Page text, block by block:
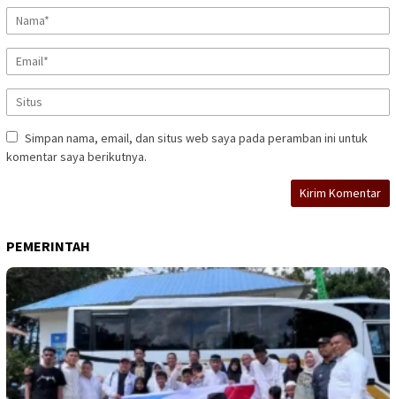
Simpan nama, email, dan situs web saya pada peramban ini untuk
komentar saya berikutnya.
PEMERINTAH